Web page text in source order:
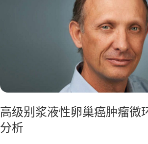
高级别浆液性卵巢癌肿瘤微
分析